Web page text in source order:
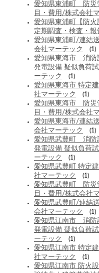
愛知県東浦町 防災
目・費用/株式会社
愛知県東浦町【防
定期調査・検査・
愛知県東浦町/連結
会社マーテック
(1)
愛知県東海市 消防
発電設備 疑似負荷
ーテック
(1)
愛知県東海市 特定
社マーテック
(1)
愛知県東海市 防災
目・費用/株式会社
愛知県東海市/連結
会社マーテック
(1)
愛知県武豊町 消防
発電設備 疑似負荷
ーテック
(1)
愛知県武豊町 特定
社マーテック
(1)
愛知県武豊町 防災
目・費用/株式会社
愛知県武豊町/連結
会社マーテック
(1)
愛知県江南市 消防
発電設備 疑似負荷
ーテック
(1)
愛知県江南市 特定
社マーテック
(1)
愛知県江南市 防火